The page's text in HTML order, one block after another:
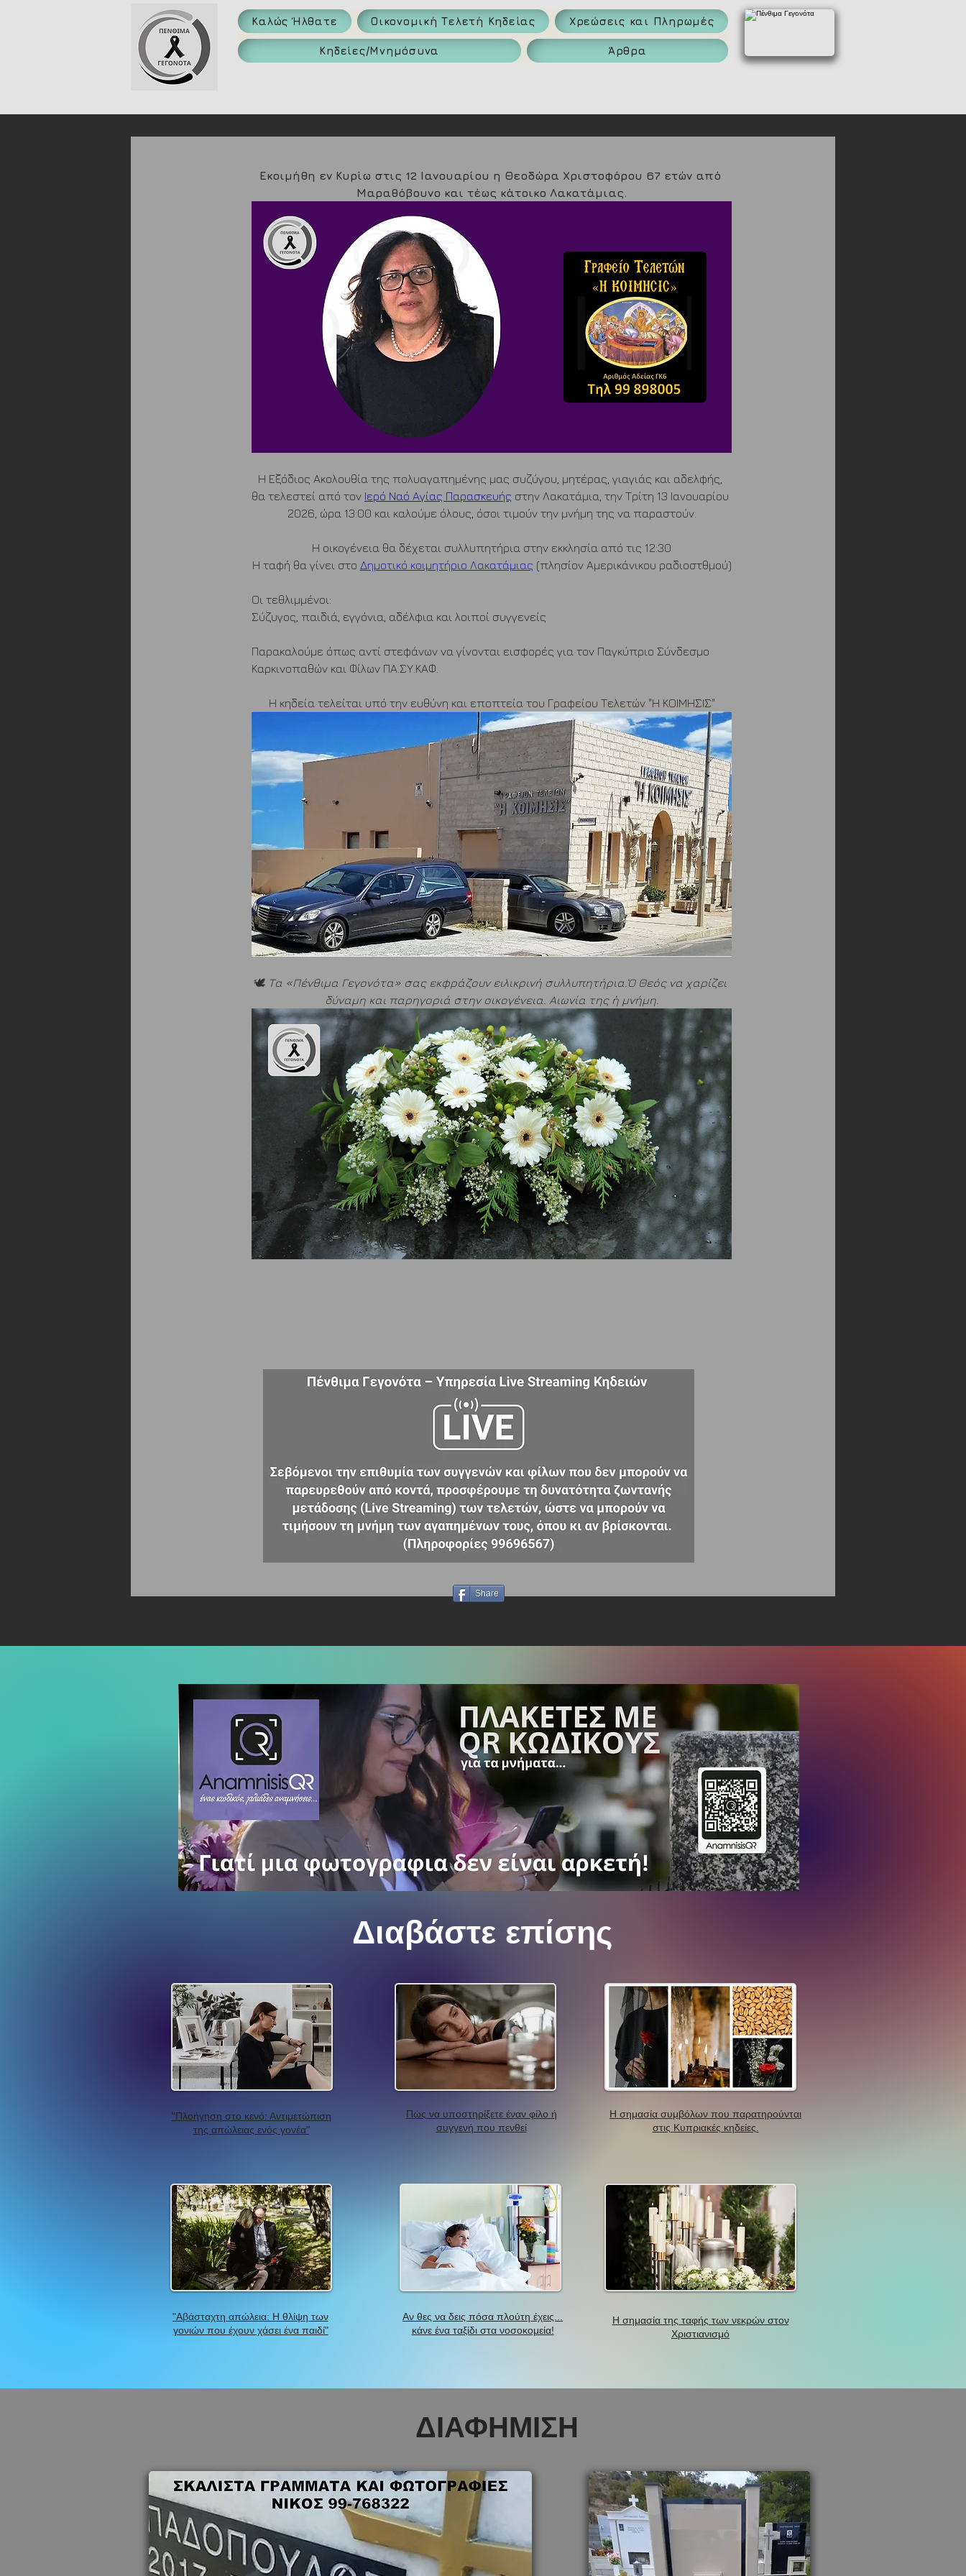
Καλώς Ήλθατε Οικονομική Τελετή Κηδείας Χρεώσεις και Πληρωμές
Κηδείες/Μνημόσυνα Άρθρα
Εκοιμήθη εν Κυρίω στις 12 Ιανουαρίου η Θεοδώρα Χριστοφόρου 67 ετών από
Μαραθόβουνο και τέως κάτοικο Λακατάμιας.
Η Εξόδιος Ακολουθία της πολυαγαπημένης μας συζύγου, μητέρας, γιαγιάς και αδελφής,
θα τελεστεί από τον Ιερό Ναό Αγίας Παρασκευής στην Λακατάμια, την Τρίτη 13 Ιανουαρίου
2026, ώρα 13:00 και καλούμε όλους, όσοι τιμούν την μνήμη της να παραστούν.
Η οικογένεια θα δέχεται συλλυπητήρια στην εκκλησία από τις 12:30
Η ταφή θα γίνει στο Δημοτικό κοιμητήριο Λακατάμιας (πλησίον Αμερικάνικου ραδιοστθμού)
Οι τεθλιμμένοι:
Σύζυγος, παιδιά, εγγόνια, αδέλφια και λοιποί συγγενείς
Παρακαλούμε όπως αντί στεφάνων να γίνονται εισφορές για τον Παγκύπριο Σύνδεσμο
Καρκινοπαθών και Φίλων ΠΑ.ΣΥ.ΚΑΦ.
Η κηδεία τελείται υπό την ευθύνη και εποπτεία του Γραφείου Τελετών "Η ΚΟΙΜΗΣΙΣ"
🕊️ Τα «Πένθιμα Γεγονότα» σας εκφράζουν ειλικρινή συλλυπητήρια.Ὁ Θεός να χαρίζει
δύναμη και παρηγοριά στην οικογένεια. Αιωνία της ἡ μνήμη.
Share
Διαβάστε επίσης
"Πλοήγηση στο κενό: Αντιμετώπιση
της απώλειας ενός γονέα"
"Αβάσταχτη απώλεια: Η θλίψη των
γονιών που έχουν χάσει ένα παιδί"
Πώς να υποστηρίξετε έναν φίλο ή
συγγενή που πενθεί
Αν θες να δεις πόσα πλούτη έχεις...
κάνε ένα ταξίδι στα νοσοκομεία!
Η σημασία συμβόλων που παρατηρούνται
στις Κυπριακές κηδείες.
Η σημασία της ταφής των νεκρών στον
Χριστιανισμό
ΔΙΑΦΗΜΙΣΗ